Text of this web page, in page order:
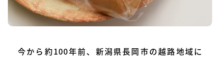
今から約100年前、新潟県長岡市の越路地域に